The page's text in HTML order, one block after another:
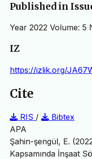
Published in
Year 2022 Volume: 5
IZ
https://izlik.org/
Cite
RIS /
Bibtex
APA
Şahin-şengül, E.
Kapsamında İnşaat